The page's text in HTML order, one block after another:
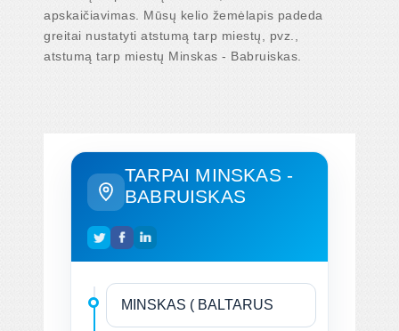
apskaičiavimas. Mūsų kelio žemėlapis padeda
greitai nustatyti atstumą tarp miestų, pvz.,
atstumą tarp miestų Minskas - Babruiskas.
TARPAI MINSKAS -
BABRUISKAS